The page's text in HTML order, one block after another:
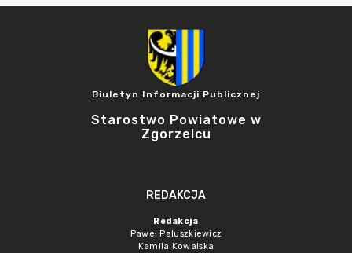
Biuletyn Informacji Publicznej
Starostwo Powiatowe w
Zgorzelcu
REDAKCJA
Redakcja
Paweł Paluszkiewicz
Kamila Kowalska